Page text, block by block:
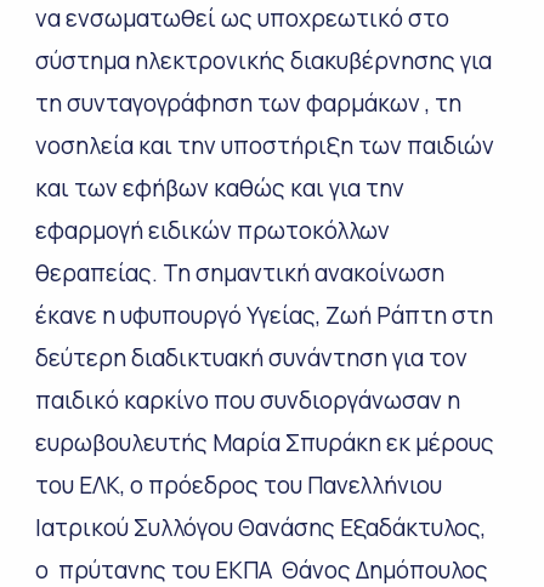
να ενσωματωθεί ως υποχρεωτικό στο
σύστημα ηλεκτρονικής διακυβέρνησης για
τη συνταγογράφηση των φαρμάκων , τη
νοσηλεία και την υποστήριξη των παιδιών
και των εφήβων καθώς και για την
εφαρμογή ειδικών πρωτοκόλλων
θεραπείας. Τη σημαντική ανακοίνωση
έκανε η υφυπουργό Υγείας, Ζωή Ράπτη στη
δεύτερη διαδικτυακή συνάντηση για τον
παιδικό καρκίνο που συνδιοργάνωσαν η
ευρωβουλευτής Μαρία Σπυράκη εκ μέρους
του ΕΛΚ, ο πρόεδρος του Πανελλήνιου
Ιατρικού Συλλόγου Θανάσης Εξαδάκτυλος,
ο πρύτανης του ΕΚΠΑ Θάνος Δημόπουλος